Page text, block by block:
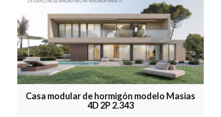
Casa modular de hormigón modelo Masias
4D 2P 2.343